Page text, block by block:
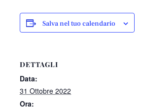
Salva nel tuo calendario
DETTAGLI
Data:
31 Ottobre 2022
Ora: